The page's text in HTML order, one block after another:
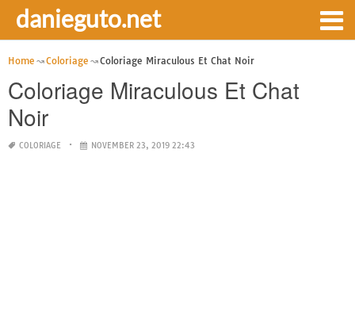
danieguto.net
Home Coloriage Coloriage Miraculous Et Chat Noir
Coloriage Miraculous Et Chat
Noir
COLORIAGE NOVEMBER 23, 2019 22:43